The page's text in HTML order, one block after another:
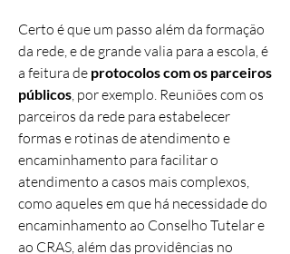
Certo é que um passo além da formação
da rede, e de grande valia para a escola, é
a feitura de protocolos com os parceiros
públicos, por exemplo. Reuniões com os
parceiros da rede para estabelecer
formas e rotinas de atendimento e
encaminhamento para facilitar o
atendimento a casos mais complexos,
como aqueles em que há necessidade do
encaminhamento ao Conselho Tutelar e
ao CRAS, além das providências no